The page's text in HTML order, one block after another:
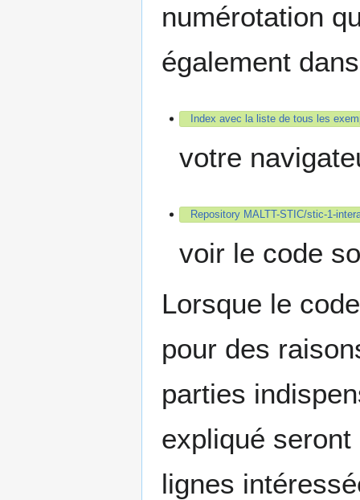
numérotation
également
Index avec la liste de tous les
votre
Repository MALTT-STIC/stic-1-
voir le code
Lorsque le
pour des
parties
expliqué
lignes